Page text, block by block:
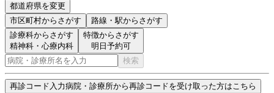
都道府県を変更
市区町村からさがす 路線・駅からさがす
診療科からさがす
精神科・心療内科
特徴からさがす
明日予約可
検索
再診コード入力病院・診療所から再診コードを受け取った方はこちら